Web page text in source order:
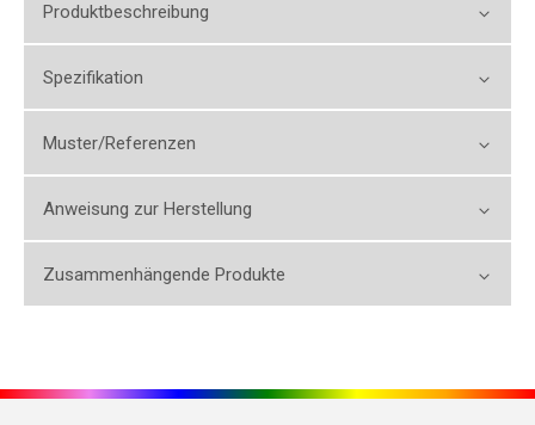
Produktbeschreibung
Spezifikation
Muster/Referenzen
Anweisung zur Herstellung
Zusammenhängende Produkte